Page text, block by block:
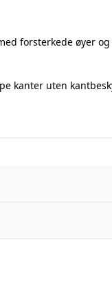
forsterkede øyer
kanter uten